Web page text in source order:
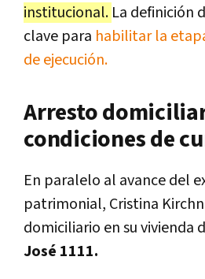
institucional. La definición
clave para habilitar la
de ejecución.
Arresto
condiciones de
En paralelo al avance del
patrimonial, Cristina
domiciliario en su vivienda
José 1111.